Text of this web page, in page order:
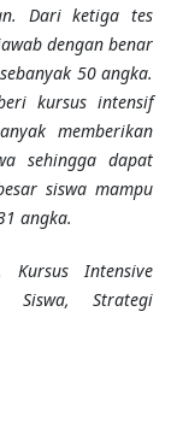
Dari ketiga tes
dengan benar
50 angka.
kursus intensif
memberikan
sehingga dapat
siswa mampu
angka.
Kursus Intensive
Siswa, Strategi